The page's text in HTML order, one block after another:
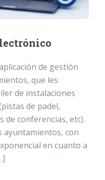
de gestión
que les
de instalaciones
de padel,
de conferencias, etc).
ayuntamientos, con
en cuanto a